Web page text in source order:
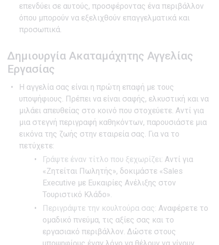
επενδύει σε αυτούς, προσφέροντας ένα περιβάλλον
όπου μπορούν να εξελιχθούν επαγγελματικά και
προσωπικά.
Δημιουργία Ακαταμάχητης Αγγελίας
Εργασίας
Η αγγελία σας είναι η πρώτη επαφή με τους
υποψήφιους. Πρέπει να είναι σαφής, ελκυστική και να
μιλάει απευθείας στο κοινό που στοχεύετε. Αντί για
μια στεγνή περιγραφή καθηκόντων, παρουσιάστε μια
εικόνα της ζωής στην εταιρεία σας. Για να το
πετύχετε:
Γράψτε έναν τίτλο που ξεχωρίζει: Αντί για
«Ζητείται Πωλητής», δοκιμάστε «Sales
Executive με Ευκαιρίες Ανέλιξης στον
Τουριστικό Κλάδο».
Περιγράψτε την κουλτούρα σας: Αναφέρετε το
ομαδικό πνεύμα, τις αξίες σας και το
εργασιακό περιβάλλον. Δώστε στους